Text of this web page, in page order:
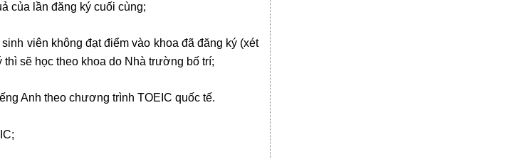
của lần đăng ký cuối cùng;
viên không đạt điểm vào khoa đã đăng ký (xét
sẽ học theo khoa do Nhà trường bố trí;
Anh theo chương trình TOEIC quốc tế.